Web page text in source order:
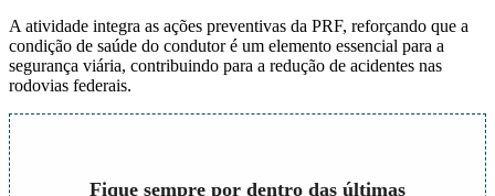
A atividade integra as ações preventivas da PRF, reforçando que a
condição de saúde do condutor é um elemento essencial para a
segurança viária, contribuindo para a redução de acidentes nas
rodovias federais.
Fique sempre por dentro das últimas